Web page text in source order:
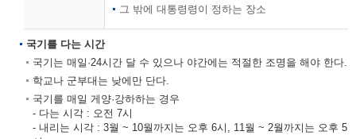
그 밖에 대통령령이 정하는 장소
국기를 다는 시간
국기는 매일·24시간 달 수 있으나 야간에는 적절한 조명을 해야 한다.
학교나 군부대는 낮에만 단다.
국기를 매일 게양·강하하는 경우
- 다는 시각 : 오전 7시
- 내리는 시각 : 3월 ~ 10월까지는 오후 6시, 11월 ~ 2월까지는 오후 5